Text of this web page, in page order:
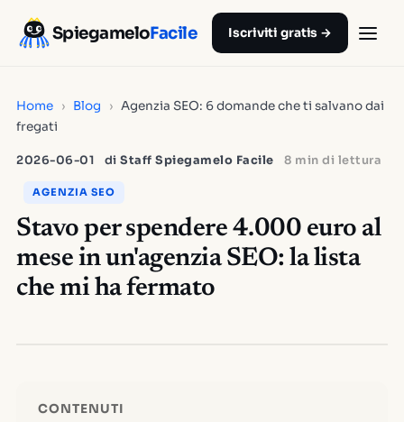
SpiegameloFacile Iscriviti gratis →
Home › Blog › Agenzia SEO: 6 domande che ti salvano dai
fregati
2026-06-01 di Staff Spiegamelo Facile 8 min di lettura
AGENZIA SEO
Stavo per spendere 4.000 euro al
mese in un'agenzia SEO: la lista
che mi ha fermato
CONTENUTI